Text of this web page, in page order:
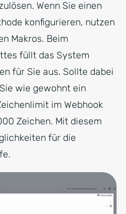
Wenn Sie einen
konfigurieren, nutzen
Makros. Beim
füllt das System
für Sie aus. Sollte dabei
wie gewohnt ein
im Webhook
Zeichen. Mit diesem
für die